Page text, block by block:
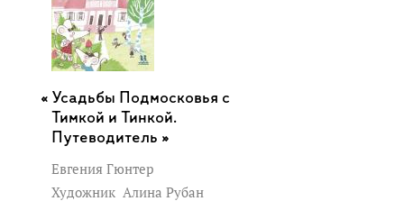
Усадьбы Подмосковья с
Тимкой и Тинкой.
Путеводитель »
Евгения Гюнтер
Художник Алина Рубан